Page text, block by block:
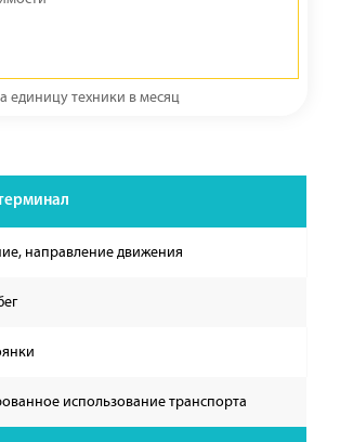
единицу техники в месяц
направление движения
использование транспорта